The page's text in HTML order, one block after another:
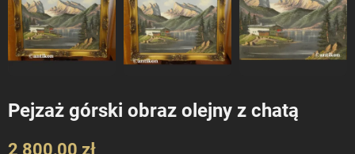
Pejzaż górski obraz olejny z chatą
2 800,00 zł